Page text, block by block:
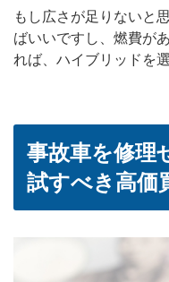
もし広さが足りないと
ばいいですし、燃費が
れば、ハイブリッドを
事故車を修理
試すべき高価